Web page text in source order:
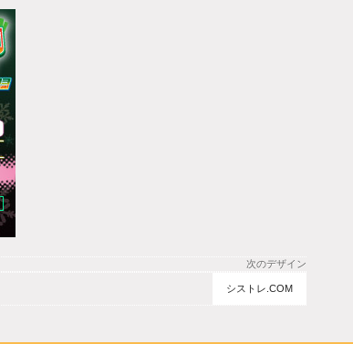
次のデザイン
シストレ.COM